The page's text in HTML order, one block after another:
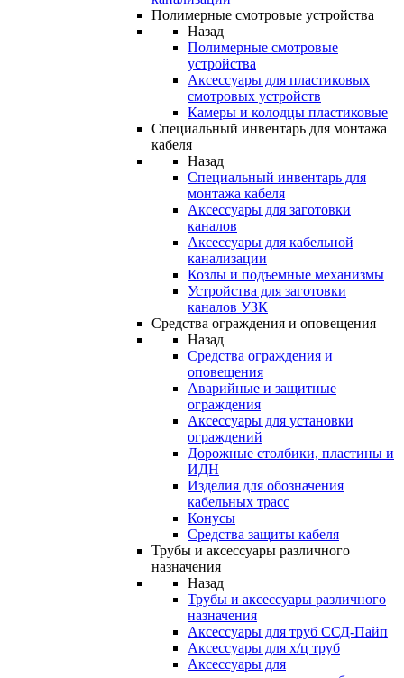
Полимерные смотровые устройства
Назад
Полимерные смотровые
устройства
Аксессуары для пластиковых
смотровых устройств
Камеры и колодцы пластиковые
Специальный инвентарь для монтажа
кабеля
Назад
Специальный инвентарь для
монтажа кабеля
Аксессуары для заготовки
каналов
Аксессуары для кабельной
канализации
Козлы и подъемные механизмы
Устройства для заготовки
каналов УЗК
Средства ограждения и оповещения
Назад
Средства ограждения и
оповещения
Аварийные и защитные
ограждения
Аксессуары для установки
ограждений
Дорожные столбики, пластины и
ИДН
Изделия для обозначения
кабельных трасс
Конусы
Средства защиты кабеля
Трубы и аксессуары различного
назначения
Назад
Трубы и аксессуары различного
назначения
Аксессуары для труб ССД-Пайп
Аксессуары для х/ц труб
Аксессуары для